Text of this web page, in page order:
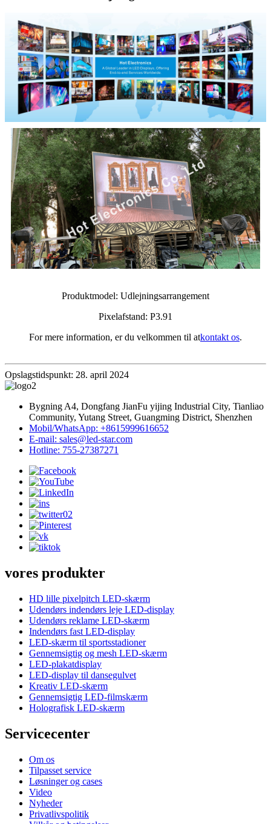
Produktmodel: Udlejningsarrangement
Pixelafstand: P3.91
For mere information, er du velkommen til atkontakt os.
Opslagstidspunkt: 28. april 2024
Bygning A4, Dongfang JianFu yijing Industrial City, Tianliao
Community, Yutang Street, Guangming District, Shenzhen
Mobil/WhatsApp: +8615999616652
E-mail: sales@led-star.com
Hotline: 755-27387271
vores produkter
HD lille pixelpitch LED-skærm
Udendørs indendørs leje LED-display
Udendørs reklame LED-skærm
Indendørs fast LED-display
LED-skærm til sportsstadioner
Gennemsigtig og mesh LED-skærm
LED-plakatdisplay
LED-display til dansegulvet
Kreativ LED-skærm
Gennemsigtig LED-filmskærm
Holografisk LED-skærm
Servicecenter
Om os
Tilpasset service
Løsninger og cases
Video
Nyheder
Privatlivspolitik